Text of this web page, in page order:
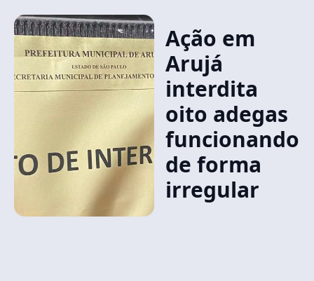
Ação em
Arujá
interdita
oito adegas
funcionando
de forma
irregular